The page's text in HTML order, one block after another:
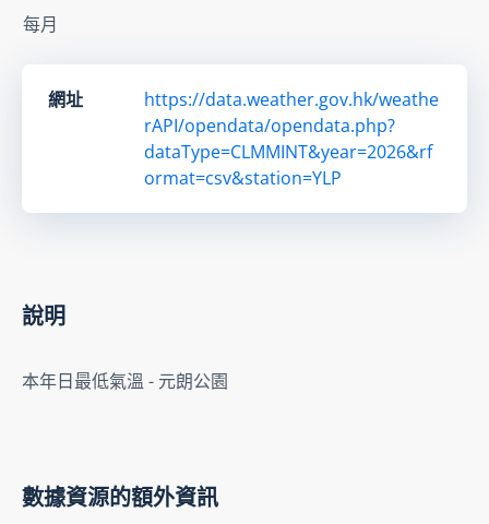
每月
網址
https://data.weather.gov.hk/weathe
rAPI/opendata/opendata.php?
dataType=CLMMINT&year=2026&rf
ormat=csv&station=YLP
說明
本年日最低氣溫 - 元朗公園
數據資源的額外資訊